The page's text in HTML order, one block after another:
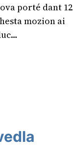
porté dant 12
mozion ai